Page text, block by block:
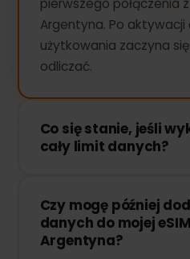
Argentyna. Po aktywacji
użytkowania zaczyna
odliczać.
Co się stanie, jeśli
cały limit danych?
połączenie zostanie
łatwo doładować swoją
panel eSIMFOX i
Czy mogę później
danych do mojej
Argentyna?